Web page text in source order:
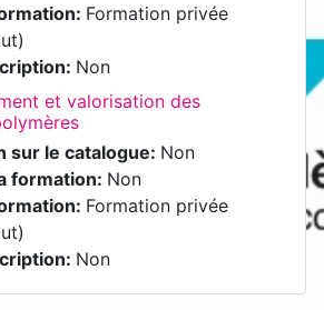
: Formation privée
: Non
et valorisation des
sur le catalogue: Non
formation: Non
: Formation privée
: Non